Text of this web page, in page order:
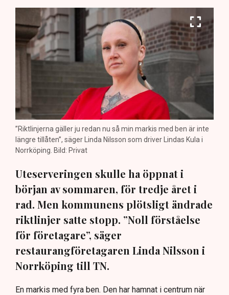
”Riktlinjerna gäller ju redan nu så min markis med ben är inte
längre tillåten”, säger Linda Nilsson som driver Lindas Kula i
Norrköping. Bild: Privat
Uteserveringen skulle ha öppnat i
början av sommaren, för tredje året i
rad. Men kommunens plötsligt ändrade
riktlinjer satte stopp. ”Noll förståelse
för företagare”, säger
restaurangföretagaren Linda Nilsson i
Norrköping till TN.
En markis med fyra ben. Den har hamnat i centrum när